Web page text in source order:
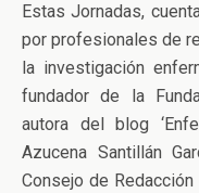
Estas Jornadas,
por profesionales de
la investigación
fundador de la
autora del blog
Azucena Santillán
Consejo de